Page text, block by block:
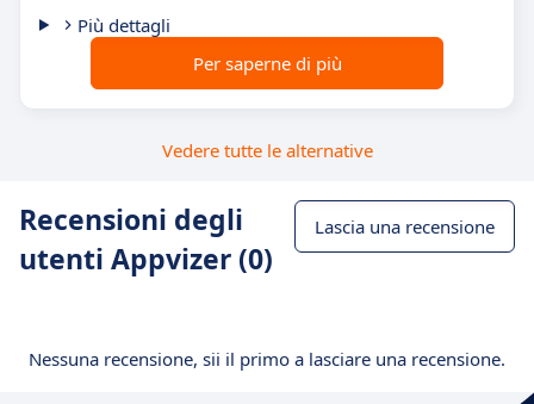
Più dettagli
Per saperne di più
Vedere tutte le alternative
Recensioni degli
utenti Appvizer (0)
Lascia una recensione
Nessuna recensione, sii il primo a lasciare una recensione.